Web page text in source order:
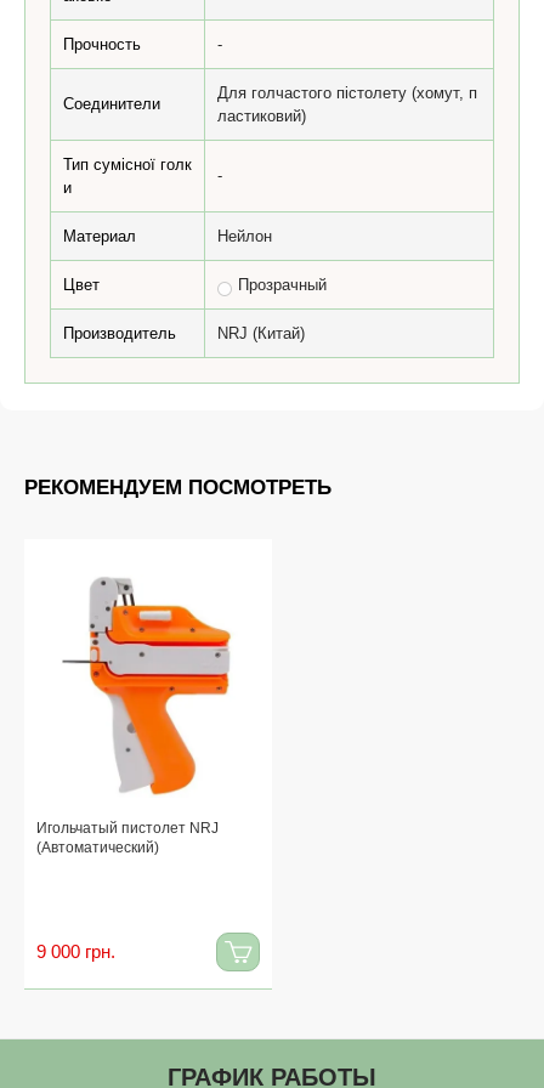
Прочность -
Соединители
Для голчастого пістолету (хомут, п
ластиковий)
Тип сумісної голк
и
-
Материал Нейлон
Цвет Прозрачный
Производитель NRJ (Китай)
РЕКОМЕНДУЕМ ПОСМОТРЕТЬ
Игольчатый пистолет NRJ
(Автоматический)
9 000 грн.
ГРАФИК РАБОТЫ